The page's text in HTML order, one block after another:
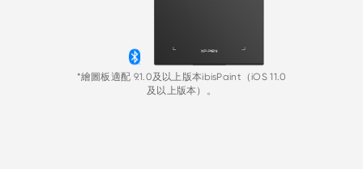
*繪圖板適配 9.1.0及以上版本ibisPaint（iOS 11.0
及以上版本）。